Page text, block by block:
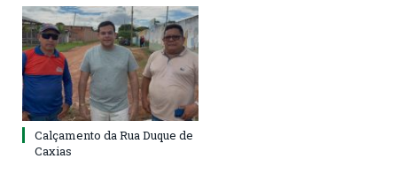
Calçamento da Rua Duque de
Caxias